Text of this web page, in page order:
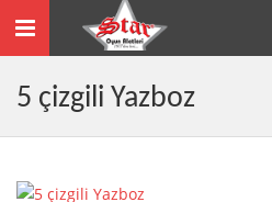
Toggle
navigation
5 çizgili Yazboz